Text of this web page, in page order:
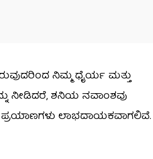
ನಿಮ್ಮ ಧೈರ್ಯ ಮತ್ತು
ನೀಡಿದರೆ, ಶನಿಯ ನವಾಂಶವು
ಪ್ರಯಾಣಗಳು ಲಾಭದಾಯಕವಾಗಲಿವೆ.